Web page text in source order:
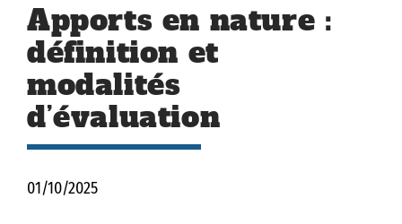
Apports en nature :
définition et
modalités
d’évaluation
01/10/2025